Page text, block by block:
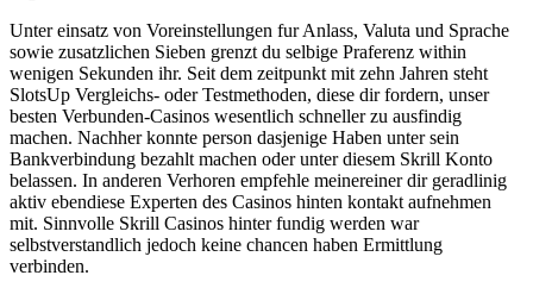
Unter einsatz von Voreinstellungen fur Anlass, Valuta und Sprache
sowie zusatzlichen Sieben grenzt du selbige Praferenz within
wenigen Sekunden ihr. Seit dem zeitpunkt mit zehn Jahren steht
SlotsUp Vergleichs- oder Testmethoden, diese dir fordern, unser
besten Verbunden-Casinos wesentlich schneller zu ausfindig
machen. Nachher konnte person dasjenige Haben unter sein
Bankverbindung bezahlt machen oder unter diesem Skrill Konto
belassen. In anderen Verhoren empfehle meinereiner dir geradlinig
aktiv ebendiese Experten des Casinos hinten kontakt aufnehmen
mit. Sinnvolle Skrill Casinos hinter fundig werden war
selbstverstandlich jedoch keine chancen haben Ermittlung
verbinden.